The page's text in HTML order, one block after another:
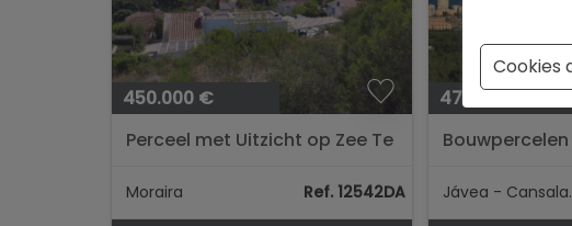
450.000 €
Perceel met Uitzicht op Zee Te
Moraira Ref. 12542DA
475.000 €
Javea....
Cookies